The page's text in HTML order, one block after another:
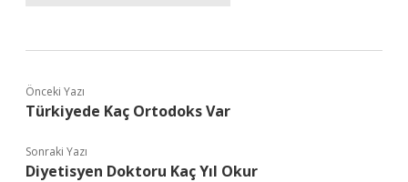
Önceki Yazı
Türkiyede Kaç Ortodoks Var
Sonraki Yazı
Diyetisyen Doktoru Kaç Yıl Okur